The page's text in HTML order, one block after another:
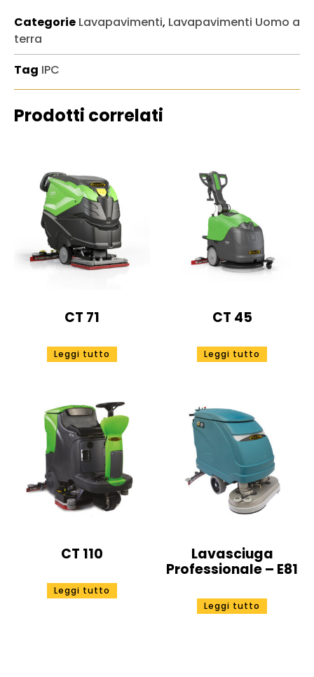
Categorie Lavapavimenti, Lavapavimenti Uomo a
terra
Tag IPC
Prodotti correlati
CT 71
Leggi tutto
CT 45
Leggi tutto
CT 110
Leggi tutto
Lavasciuga
Professionale – E81
Leggi tutto